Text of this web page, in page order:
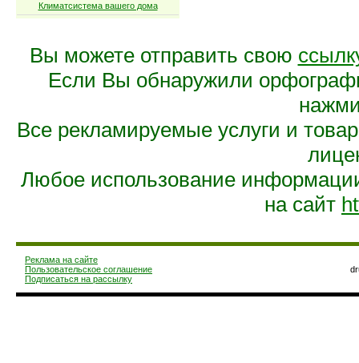
Климатсистема вашего дома
Вы можете отправить свою
Если Вы обнаружили
Все рекламируемые услуги и
Любое использование
на сайт
Реклама на сайте
Пользовательское соглашение
Подписаться на рассылку